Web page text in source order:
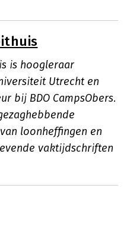
is hoogleraar
Utrecht en
bij BDO CampsObers.
loonheffingen en
vaktijdschriften